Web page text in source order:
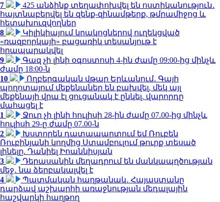
7
425 անձինք տեղափոխվել են ոստիկանություն․
հայտնաբերվել են զենք-զինամթերք, թմրամիջոց և
հետախուզվողներ
8
Կիլիկիայում կրակոցներով ուղեկցված
«ռազբորկայի» բացառիկ տեսանյութ է
հրապարակվել
9
Գազ չի լինի օգոստոսի 4-ին ժամը 09:00-ից մինչև
ժամը 18:00-ն
10
Ողբերգական վթար Երևանում․ Գայի
պողոտայում մեքենաներ են բախվել, մեկ այլ
մեքենայի վրա էլ ցուցանակ է ընկել. վարորդը
մահացել է
1
Ջուր չի լինի հուլիսի 28-ին ժամը 07.00-ից մինչև
հուլիսի 29-ը ժամը 07.00-ն
2
Խստորեն դատապարտում եմ Ռուբեն
Ռուբինյանի կողմից Ստամբուլում թուրք տեսած
լինելը. Դանիել Իոաննիսյան
3
Դերասանին մեղադրում են մանկապղծության
մեջ․ նա ձերբակալվել է
4
Պատմական հաղթանակ․ Հայաստանը
դարձավ աշխարհի առաջնության մեդալային
հաշվարկի հաղթող